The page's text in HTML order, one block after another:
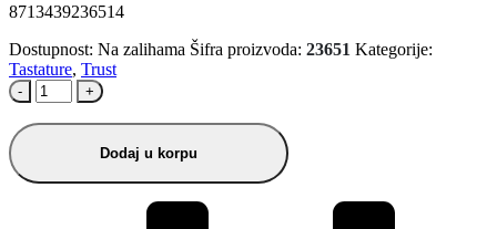
8713439236514
Dostupnost: Na zalihama Šifra proizvoda: 23651 Kategorije:
Tastature, Trust
- +
Dodaj u korpu